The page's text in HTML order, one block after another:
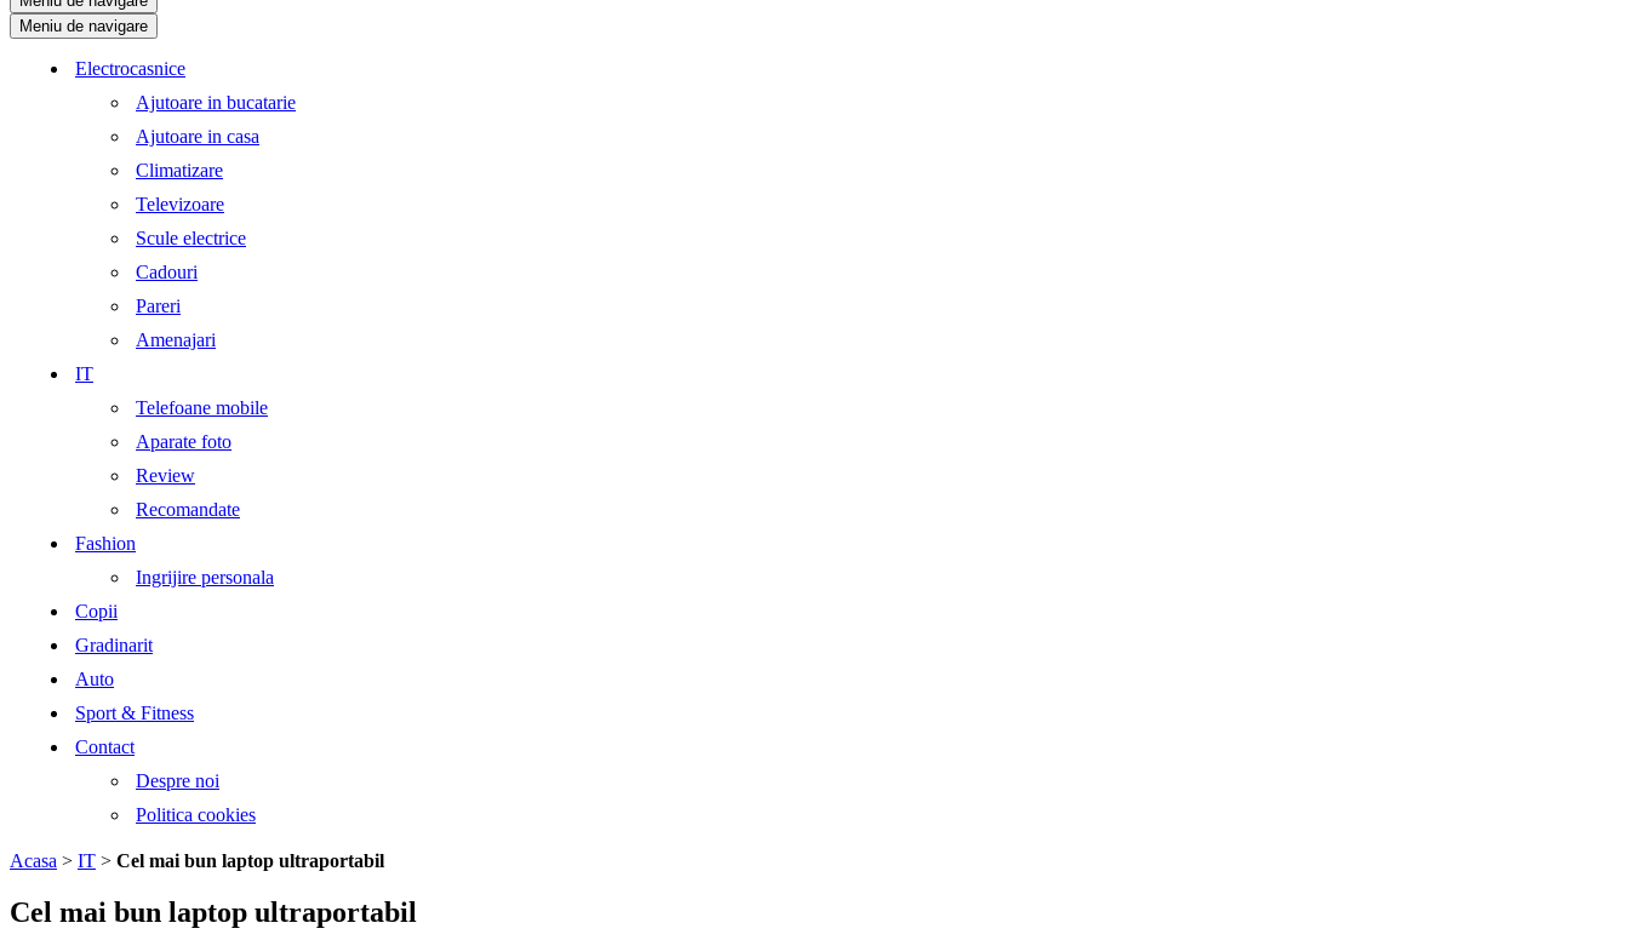
Meniu de navigare
Electrocasnice
Ajutoare in bucatarie
Ajutoare in casa
Climatizare
Televizoare
Scule electrice
Cadouri
Pareri
Amenajari
IT
Telefoane mobile
Aparate foto
Review
Recomandate
Fashion
Ingrijire personala
Copii
Gradinarit
Auto
Sport & Fitness
Contact
Despre noi
Politica cookies
Acasa > IT > Cel mai bun laptop ultraportabil
Cel mai bun laptop ultraportabil